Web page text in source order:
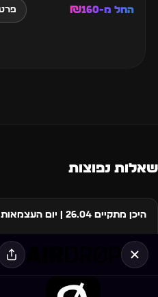
החל מ-₪160
שאלות נפוצות
היכן מתקיים 26.04 | יום העצמאות ספייס מסיבה SPACE?
ב-נמל קיסריה, קיסריה, ישראל.